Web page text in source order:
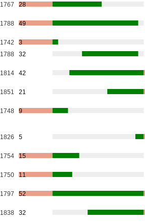
1767 28
1788 49
1742
3
1788 32
1814 42
1851 21
1748 9
1826 5
1754 15
1750 11
1797 52
1838 32